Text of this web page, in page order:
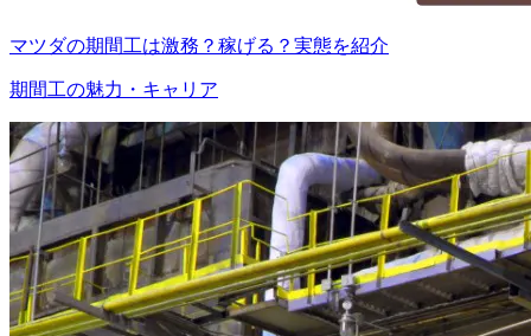
マツダの期間工は激務？稼げる？実態を紹介
期間工の魅力・キャリア